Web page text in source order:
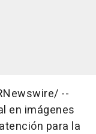
--
en imágenes
para la